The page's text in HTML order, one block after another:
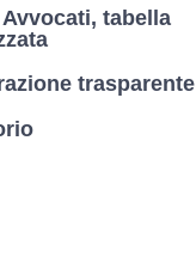
tabella
trasparente